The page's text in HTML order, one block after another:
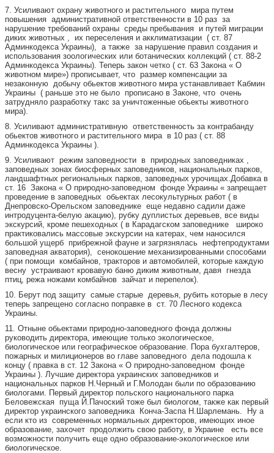
7. Усиливают охрану животного и растительного мира путем
повышения административной ответственности в 10 раз за
нарушение требований охраны среды пребывания и путей миграции
диких животных , их переселения и акклиматизации ( ст. 87
Админкодекса Украины), а также за нарушение правил создания и
использования зоологических или ботанических коллекций ( ст. 88-2
Админкодекса Украины). Теперь закон четко ( ст. 63 Закона « О
животном мире») прописывает, что размер компенсации за
незаконную добычу обьектов животного мира устанавливает Кабмин
Украины ( раньше это не было прописано в Законе, что очень
затрудняло разработку такс за уничтоженные обьекты животного
мира).
8. Усиливают административную ответственность за контрабанду
обьектов животного и растительного мира в 10 раз ( ст. 88
Админкодекса Украины ).
9. Усиливают режим заповедности в природных заповедниках ,
заповедных зонах биосферных заповедников, национальных парков,
ландшафтных региональных парков, заповедных урочищах.Добавка в
ст. 16 Закона « О природно-заповедном фонде Украины « запрещает
проведение в заповедных обьектах лесокультурных работ ( в
Днепровско-Орельском заповеднике еще недавно садили даже
интродуцента-белую акацию), рубку дуплистых деревьев, все виды
экскурсий, кроме пешеходных ( в Карадагском заповеднике широко
практиковались массовые экскурсии на катерах, чем наносился
большой ущерб прибрежной фауне и загрязнялась нефтепродуктами
заповедная акватория), сенокошение механизированными способами
( при помощи комбайнов, тракторов и автомобилей, которые каждую
весну устраивают кровавую баню диким животным, давя гнезда
птиц, режа ножами комбайнов зайчат и перепелок).
10. Берут под защиту самые старые деревья, рубить которые в лесу
теперь запрещено согласно поправке в ст. 70 Лесного кодекса
Украины.
11. Отныне обьектами природно-заповедного фонда должны
руководить директора, имеющие только экологическое,
биологическое или географическое образование. Пора бухгалтеров,
пожарных и милиционеров во главе заповедного дела подошла к
концу ( правка в ст. 12 Закона « О природно-заповедном фонде
Украины ). Лучшие директора украинских заповедников и
национальных парков Н.Черный и Г.Молодан были по образованию
биологами. Первый директор польского национального парка
Беловежская пуща Й.Пачоский тоже был биологом, также как первый
директор украинского заповедника Конча-Заспа Н.Шарлемань. Ну а
если кто из современных нормальных директоров, имеющих иное
образование, захочет продолжить свою работу, в Украине есть все
возможности получить еще одно образование-экологическое или
биологическое.